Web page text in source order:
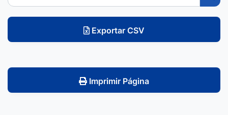
Exportar CSV
Imprimir Página